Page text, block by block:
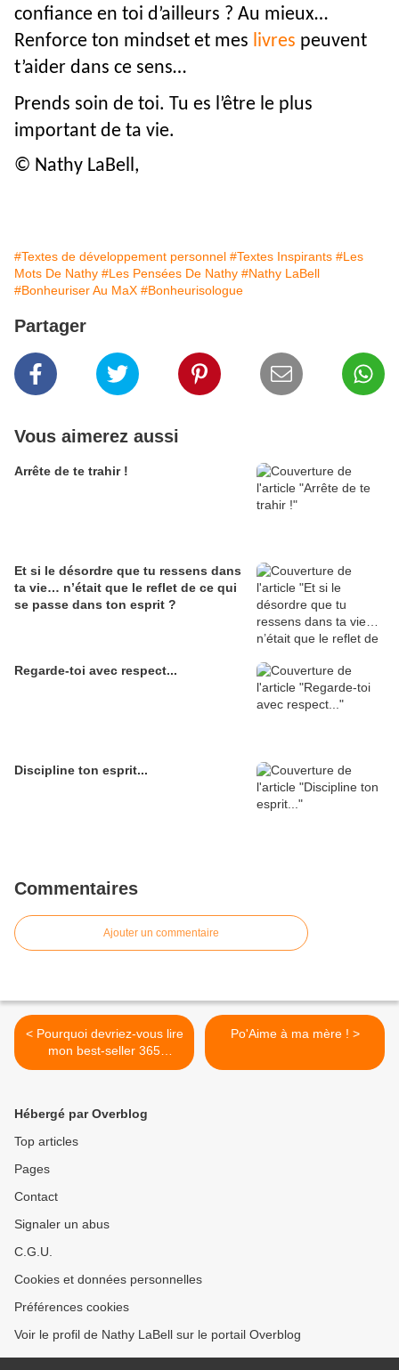
confiance en toi d’ailleurs ? Au mieux…
Renforce ton mindset et mes livres peuvent
t’aider dans ce sens…
Prends soin de toi. Tu es l’être le plus
important de ta vie.
© Nathy LaBell,
#Textes de développement personnel #Textes Inspirants #Les
Mots De Nathy #Les Pensées De Nathy #Nathy LaBell
#Bonheuriser Au MaX #Bonheurisologue
Partager
Vous aimerez aussi
Arrête de te trahir !
Et si le désordre que tu ressens dans
ta vie… n’était que le reflet de ce qui
se passe dans ton esprit ?
Regarde-toi avec respect...
Discipline ton esprit...
Commentaires
Ajouter un commentaire
< Pourquoi devriez-vous lire
mon best-seller 365
douceurs pour l'âme ?
Po'Aime à ma mère ! >
Hébergé par Overblog
Top articles
Pages
Contact
Signaler un abus
C.G.U.
Cookies et données personnelles
Préférences cookies
Voir le profil de Nathy LaBell sur le portail Overblog